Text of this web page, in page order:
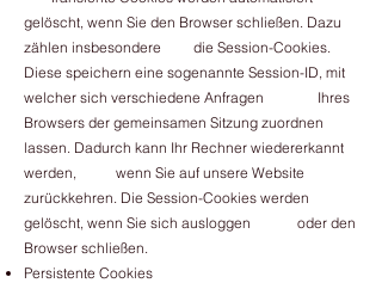
gelöscht, wenn Sie den Browser schließen. Dazu
zählen insbesondere die Session-Cookies.
Diese speichern eine sogenannte Session-ID, mit
welcher sich verschiedene Anfragen Ihres
Browsers der gemeinsamen Sitzung zuordnen
lassen. Dadurch kann Ihr Rechner wiedererkannt
werden, wenn Sie auf unsere Website
zurückkehren. Die Session-Cookies werden
gelöscht, wenn Sie sich ausloggen oder den
Browser schließen.
Persistente Cookies